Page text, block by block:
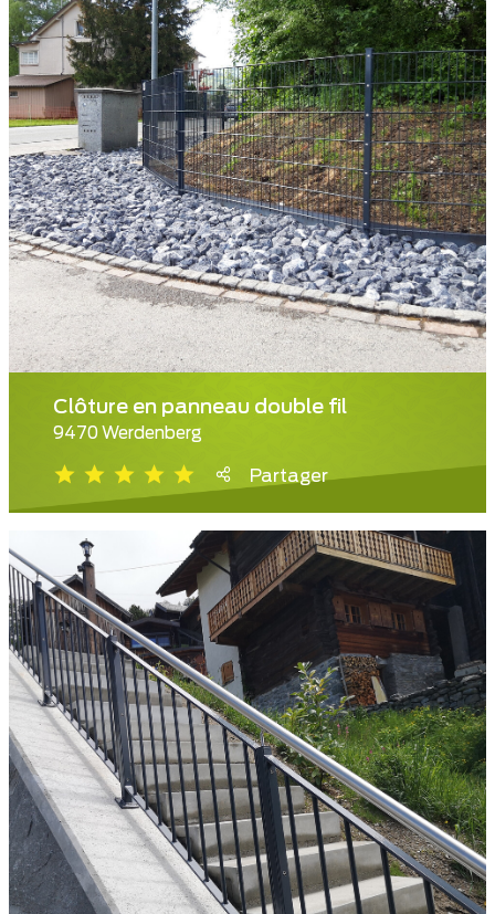
Clôture en panneau double fil
9470 Werdenberg
Partager